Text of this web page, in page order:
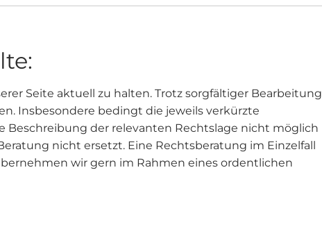
Seite aktuell zu halten. Trotz sorgfältiger Bearbeitung
Insbesondere bedingt die jeweils verkürzte
Beschreibung der relevanten Rechtslage nicht möglich
nicht ersetzt. Eine Rechtsberatung im Einzelfall
wir gern im Rahmen eines ordentlichen